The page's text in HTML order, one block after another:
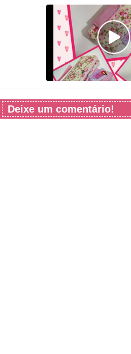
Deixe um comentário!